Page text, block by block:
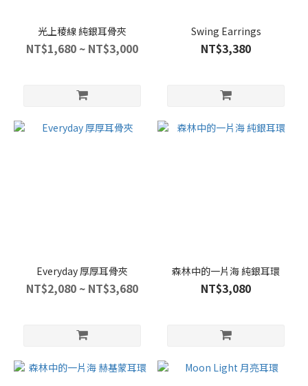
光上稜線 純銀耳骨夾
NT$1,680 ~ NT$3,000
Swing Earrings
NT$3,380
Everyday 厚厚耳骨夾
NT$2,080 ~ NT$3,680
森林中的一片海 純銀耳環
NT$3,080